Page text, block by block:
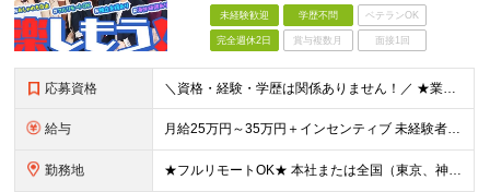
未経験歓迎 学歴不問 ベテランOK
完全週休2日 賞与複数月 面接1回
応募資格 ＼資格・経験・学歴は関係ありません！／ ★業界・職種未経験歓迎！ ★第二新卒、既卒歓迎！ ★社会人未経験歓迎！ ―――――――――― こんな方におススメ！ ―――――――――― ◎ボードゲーム好き
給与 月給25万円～35万円＋インセンティブ 未経験者：月給25万円～＋インセンティブ 経験者：月給35万円～＋インセンティブ （※経験者は営業経験5年以上の方を想定） ※経験・スキルなどを考慮のうえ、
勤務地 ★フルリモートOK★ 本社または全国（東京、神奈川、千葉、埼玉、大阪）にあるオフィスの利用も可能です！ ＜本社住所＞ 東京都豊島区南池袋1-16-15リージャス5階 ＜大阪支社＞ 大阪府大阪市北区